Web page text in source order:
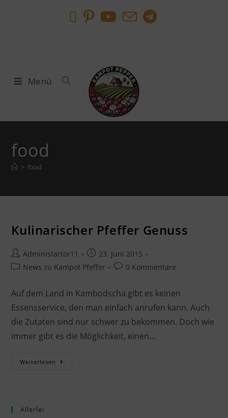
Menü
food
> food
Kulinarischer Pfeffer Genuss
Administartor11
23. Juni 2015
News zu Kampot Pfeffer
0 Kommentare
Auf dem Land in Kambodscha gibt es keinen
Essensservice, den man einfach anrufen kann. Auch
die Zutaten sind nur schwer zu bekommen. Doch wie
immer gibt es die Möglichkeit, einen…
Weiterlesen
Allerlei